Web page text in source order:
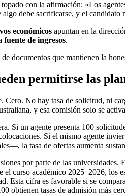
con la afirmación: «Los
debe sacrificarse, y el
económicos apuntan en la
fuente de ingresos.
documentos que mantienen la
permitirse las
No hay tasa de solicitud, ni
y esa comisión solo se
Si un agente presenta 100
Si el mismo agente
la tasa de ofertas aumenta
por parte de las universidades.
curso académico 2025–2026, los
Esta cifra es favorable si se
obtienen tasas de admisión más